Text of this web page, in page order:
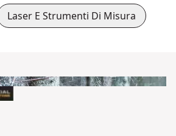
Laser E Strumenti Di Misura